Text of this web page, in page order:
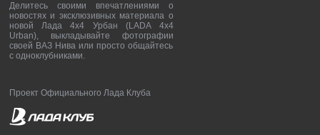
Делитесь своими впечатлениями о
новостях и эксклюзивных материала о
новой Лада 4х4 Урбан (LADA 4x4
Urban), выкладывайте фотографии
своей ВАЗ Нива или просто общайтесь
с одноклубниками.
Проект Официального Лада Клуба